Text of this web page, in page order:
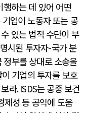
하는 데 있어 어떤
업이 노동자 또는 공
있는 법적 수단이 부
시된 투자자-국가 분
정부를 상대로 소송을
기업의 투자를 보호
라. ISDS는 공중 보건
제성 등 공익에 도움